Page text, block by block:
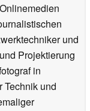
und
Projektierung
in
Technik und